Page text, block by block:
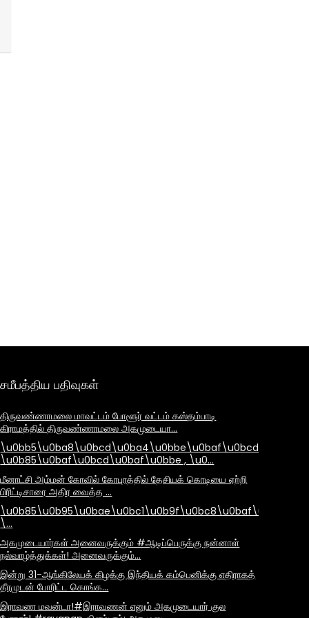
சமீபத்திய பதிவுகள்
திருவண்ணாமலை மாவட்டம் போளூர் வட்டம் கஸ்தம்பாடி
கிராமத்தில் திருவண்ணாமலை அகமுடையா…
\u0bb5\u0ba8\u0bcd\u0ba4\u0bbe\u0baf\u0bcd
\u0b85\u0baf\u0bcd\u0baf\u0bbe , \u0…
மீனாட்சி அம்மன் கோவில் கோபுரத்தில் தேசியக் கொடியை ஏற்றி
பிரிட்டிசாரை அதிர வைத்த …
\…
அகமுடையார்கள் அனைவருக்கும் #ஆடிப்பெருக்கு நன்னாள்
நல்வாழ்த்துக்கள்! அனைவருக்கும்…
இன்று 31-ஆங்கிலேயக் கிழக்கு இந்தியக் கம்பெனிக்கு எதிராகத்
தீரமுடன் போரிட்ட கொங்க…
இராவண மவன்டா!#இராவணன் எனும் அகமுடையார் குல